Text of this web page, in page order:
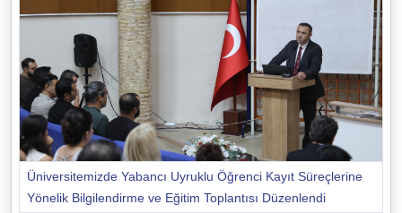
Üniversitemizde Yabancı Uyruklu Öğrenci Kayıt Süreçlerine
Yönelik Bilgilendirme ve Eğitim Toplantısı Düzenlendi